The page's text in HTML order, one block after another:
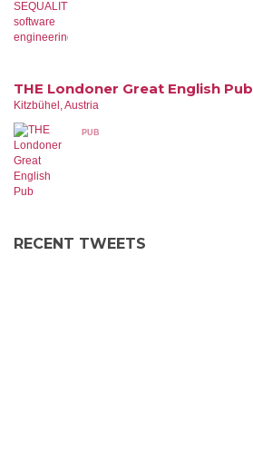
THE Londoner Great English Pub
Kitzbühel, Austria
PUB
RECENT TWEETS